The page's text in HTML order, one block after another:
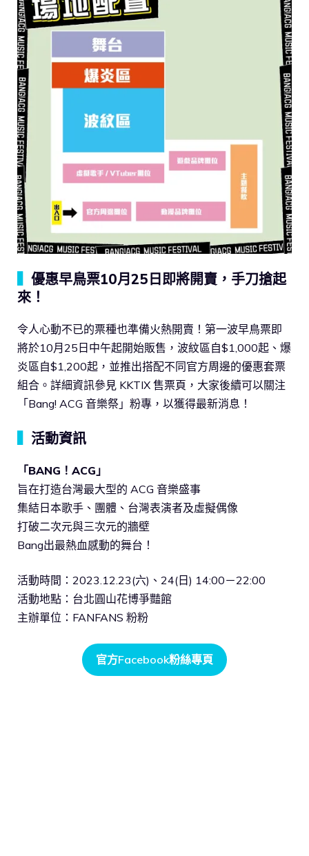
優惠早鳥票10月25日即將開賣，手刀搶起
來！
令人心動不已的票種也準備火熱開賣！第一波早鳥票即
將於10月25日中午起開始販售，波紋區自$1,000起、爆
炎區自$1,200起，並推出搭配不同官方周邊的優惠套票
組合。詳細資訊參見 KKTIX 售票頁，大家後續可以關注
「Bang! ACG 音樂祭」粉專，以獲得最新消息！
活動資訊
「BANG！ACG」
旨在打造台灣最大型的 ACG 音樂盛事
集結日本歌手、團體、台灣表演者及虛擬偶像
打破二次元與三次元的牆壁
Bang出最熱血感動的舞台！
活動時間：2023.12.23(六)、24(日) 14:00－22:00
活動地點：台北圓山花博爭豔館
主辦單位：FANFANS 粉粉
官方Facebook粉絲專頁